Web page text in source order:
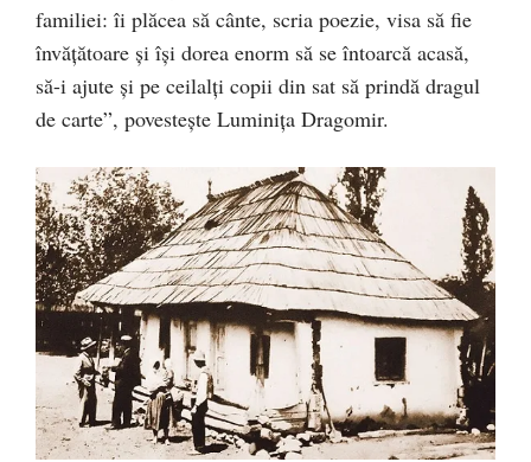
familiei: îi plăcea să cânte, scria poezie, visa să fie
învățătoare și își dorea enorm să se întoarcă acasă,
să-i ajute și pe ceilalți copii din sat să prindă dragul
de carte”, povestește Luminița Dragomir.